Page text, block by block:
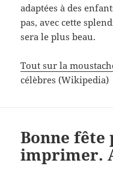
adaptées à des
pas, avec cette
sera le plus beau.
Tout sur la
célèbres (Wikipedia)
Bonne fête
imprimer.